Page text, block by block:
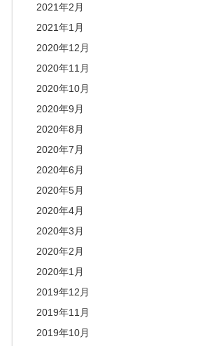
2021年2月
2021年1月
2020年12月
2020年11月
2020年10月
2020年9月
2020年8月
2020年7月
2020年6月
2020年5月
2020年4月
2020年3月
2020年2月
2020年1月
2019年12月
2019年11月
2019年10月